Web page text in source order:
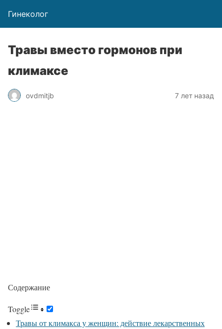
Гинеколог
Травы вместо гормонов при
климаксе
ovdmitjb 7 лет назад
Содержание
Toggle
Травы от климакса у женщин: действие лекарственных